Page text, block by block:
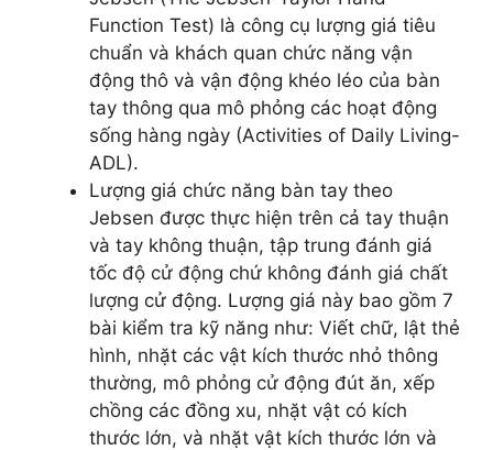
Function Test) là công cụ lượng giá tiêu
chuẩn và khách quan chức năng vận
động thô và vận động khéo léo của bàn
tay thông qua mô phỏng các hoạt động
sống hàng ngày (Activities of Daily Living-
ADL).
Lượng giá chức năng bàn tay theo
Jebsen được thực hiện trên cả tay thuận
và tay không thuận, tập trung đánh giá
tốc độ cử động chứ không đánh giá chất
lượng cử động. Lượng giá này bao gồm 7
bài kiểm tra kỹ năng như: Viết chữ, lật thẻ
hình, nhặt các vật kích thước nhỏ thông
thường, mô phỏng cử động đút ăn, xếp
chồng các đồng xu, nhặt vật có kích
thước lớn, và nhặt vật kích thước lớn và